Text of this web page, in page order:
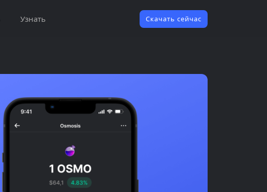
Узнать Скачать сейчас